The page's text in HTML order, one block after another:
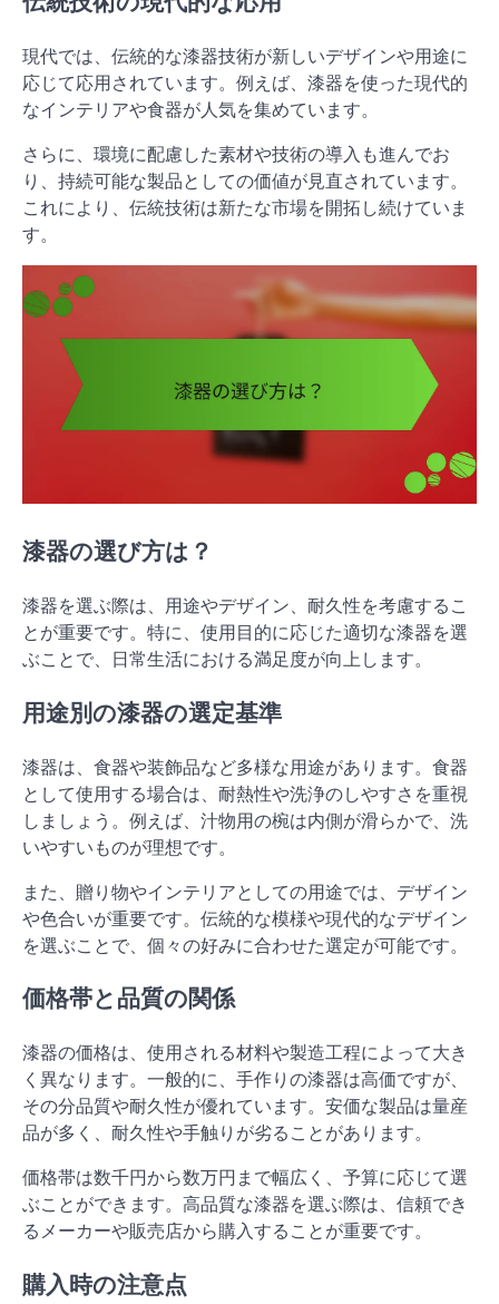
現代では、伝統的な漆器技術が新しいデザインや用途に
応じて応用されています。例えば、漆器を使った現代的
なインテリアや食器が人気を集めています。
さらに、環境に配慮した素材や技術の導入も進んでお
り、持続可能な製品としての価値が見直されています。
これにより、伝統技術は新たな市場を開拓し続けていま
す。
漆器の選び方は？
漆器を選ぶ際は、用途やデザイン、耐久性を考慮するこ
とが重要です。特に、使用目的に応じた適切な漆器を選
ぶことで、日常生活における満足度が向上します。
用途別の漆器の選定基準
漆器は、食器や装飾品など多様な用途があります。食器
として使用する場合は、耐熱性や洗浄のしやすさを重視
しましょう。例えば、汁物用の椀は内側が滑らかで、洗
いやすいものが理想です。
また、贈り物やインテリアとしての用途では、デザイン
や色合いが重要です。伝統的な模様や現代的なデザイン
を選ぶことで、個々の好みに合わせた選定が可能です。
価格帯と品質の関係
漆器の価格は、使用される材料や製造工程によって大き
く異なります。一般的に、手作りの漆器は高価ですが、
その分品質や耐久性が優れています。安価な製品は量産
品が多く、耐久性や手触りが劣ることがあります。
価格帯は数千円から数万円まで幅広く、予算に応じて選
ぶことができます。高品質な漆器を選ぶ際は、信頼でき
るメーカーや販売店から購入することが重要です。
購入時の注意点